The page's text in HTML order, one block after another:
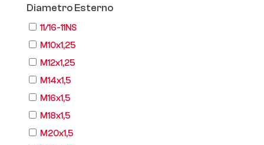
Diametro Esterno
11/16-11NS
M10x1,25
M12x1,25
M14x1,5
M16x1,5
M18x1,5
M20x1,5